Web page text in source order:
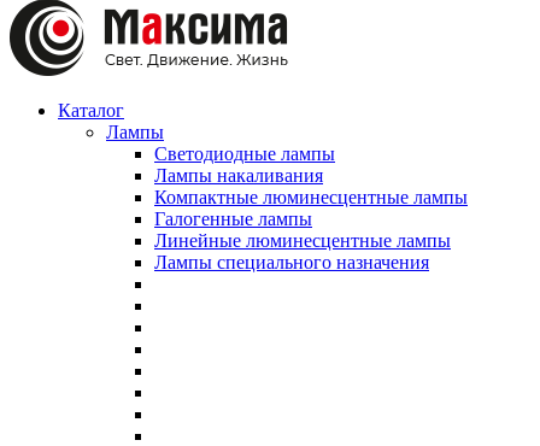
Каталог
Лампы
Светодиодные лампы
Лампы накаливания
Компактные люминесцентные лампы
Галогенные лампы
Линейные люминесцентные лампы
Лампы специального назначения